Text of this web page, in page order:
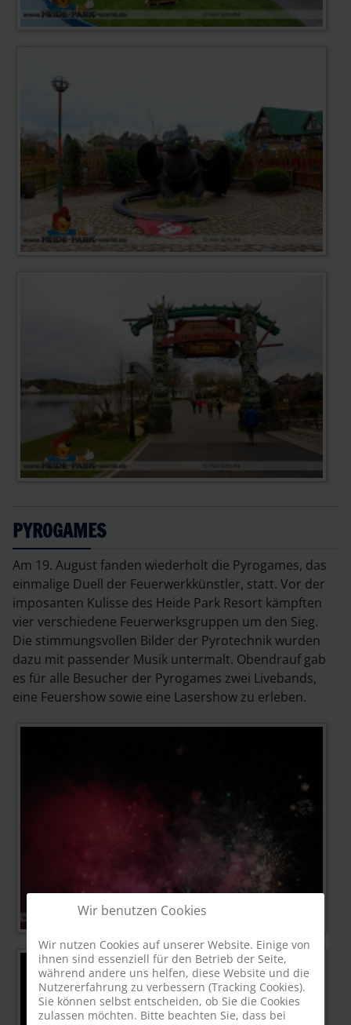
PYROGAMES
Am 19. August fanden wiederholt die Pyrogames, das
einmalige Duell der Feuerwerkkünstler, statt. Vor der
imposanten Kulisse des Heide Park Resort kämpften
vier verschiedene Feuerwerksgruppen um den Sieg.
Die stimmungsvollen Bilder der Pyrotechnik wurden
dazu mit passender Musik untermalt. Obendrauf gab
es für alle Besucher der Pyrogames zwei Livebands,
eine Feuershow sowie eine Lasershow zu erleben.
Wir benutzen Cookies
Wir nutzen Cookies auf unserer Website. Einige von
ihnen sind essenziell für den Betrieb der Seite,
während andere uns helfen, diese Website und die
Nutzererfahrung zu verbessern (Tracking Cookies).
Sie können selbst entscheiden, ob Sie die Cookies
zulassen möchten. Bitte beachten Sie, dass bei